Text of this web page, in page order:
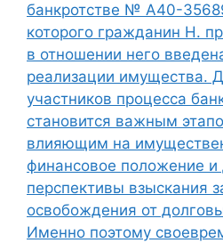
банкротстве № А40-
которого гражданин Н.
в отношении него
реализации имущества.
участников процесса
становится важным
влияющим на
финансовое положение
перспективы взыскания
освобождения от
Именно поэтому